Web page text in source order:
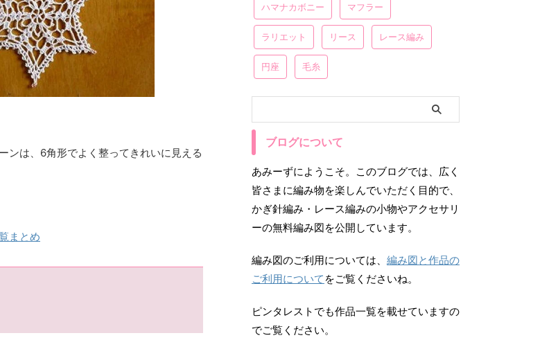
ンは、6角形でよく整ってきれいに見える
まとめ
ハマナカボニー マフラー
ラリエット リース レース編み
円座 毛糸
ブログについて
あみーずにようこそ。このブログでは、広く
皆さまに編み物を楽しんでいただく目的で、
かぎ針編み・レース編みの小物やアクセサリ
ーの無料編み図を公開しています。
編み図のご利用については、 編み図と作品の
ご利用について をご覧くださいね。
ピンタレストでも作品一覧を載せていますの
でご覧ください。